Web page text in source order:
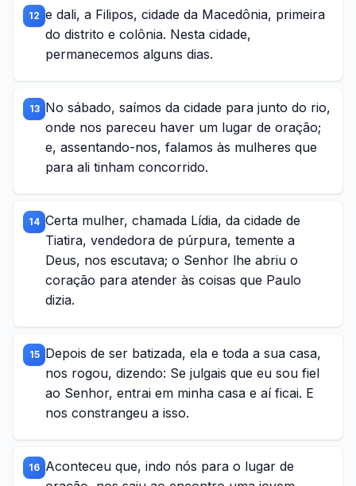
12 e dali, a Filipos, cidade da Macedônia, primeira
do distrito e colônia. Nesta cidade,
permanecemos alguns dias.
13 No sábado, saímos da cidade para junto do rio,
onde nos pareceu haver um lugar de oração;
e, assentando-nos, falamos às mulheres que
para ali tinham concorrido.
14 Certa mulher, chamada Lídia, da cidade de
Tiatira, vendedora de púrpura, temente a
Deus, nos escutava; o Senhor lhe abriu o
coração para atender às coisas que Paulo
dizia.
15 Depois de ser batizada, ela e toda a sua casa,
nos rogou, dizendo: Se julgais que eu sou fiel
ao Senhor, entrai em minha casa e aí ficai. E
nos constrangeu a isso.
16 Aconteceu que, indo nós para o lugar de